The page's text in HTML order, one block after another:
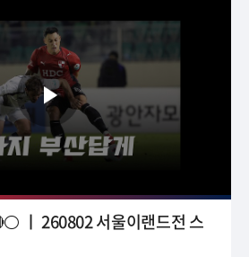
ㅣ 260802 서울이랜드전 스